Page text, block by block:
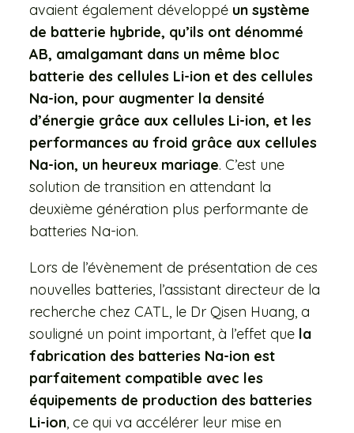
avaient également développé un système
de batterie hybride, qu’ils ont dénommé
AB, amalgamant dans un même bloc
batterie des cellules Li-ion et des cellules
Na-ion, pour augmenter la densité
d’énergie grâce aux cellules Li-ion, et les
performances au froid grâce aux cellules
Na-ion, un heureux mariage. C’est une
solution de transition en attendant la
deuxième génération plus performante de
batteries Na-ion.
Lors de l’évènement de présentation de ces
nouvelles batteries, l’assistant directeur de la
recherche chez CATL, le Dr Qisen Huang, a
souligné un point important, à l’effet que la
fabrication des batteries Na-ion est
parfaitement compatible avec les
équipements de production des batteries
Li-ion, ce qui va accélérer leur mise en